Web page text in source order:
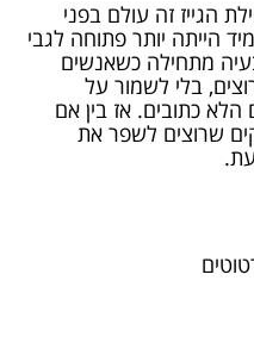
הגייז זה עולם בפני
הייתה יותר פתוחה לגבי
מתחילה כשאנשים
בלי לשמור על
כתובים. אז בין אם
שרוצים לשפר את